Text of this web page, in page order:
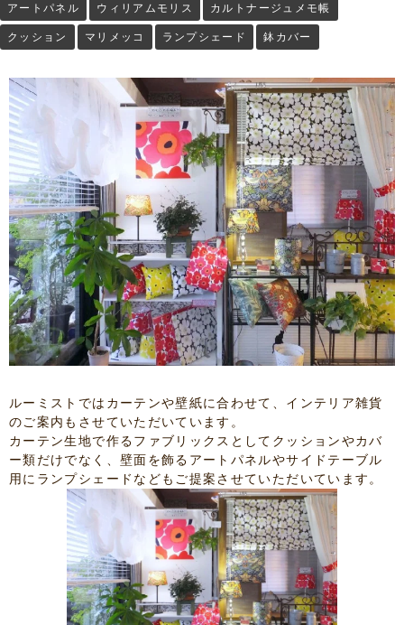
アートパネル ウィリアムモリス カルトナージュメモ帳
クッション マリメッコ ランプシェード 鉢カバー
ルーミストではカーテンや壁紙に合わせて、インテリア雑貨
のご案内もさせていただいています。
カーテン生地で作るファブリックスとしてクッションやカバ
ー類だけでなく、壁面を飾るアートパネルやサイドテーブル
用にランプシェードなどもご提案させていただいています。